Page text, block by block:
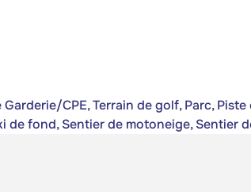
CPE, Terrain de golf, Parc,
de fond, Sentier de motoneige, Sentier